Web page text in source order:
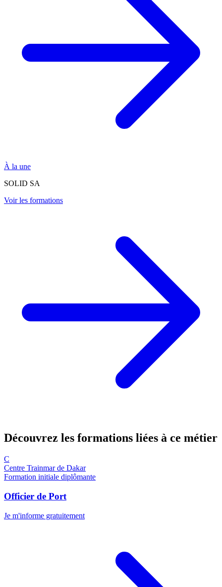
À la une
SOLID SA
Voir les formations
Découvrez les formations liées à ce métier
C
Centre Trainmar de Dakar
Formation initiale diplômante
Officier de Port
Je m'informe gratuitement